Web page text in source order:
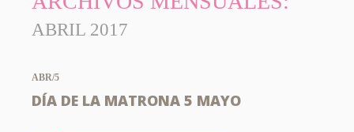
ABRIL 2017
ABR/5
DÍA DE LA MATRONA 5 MAYO